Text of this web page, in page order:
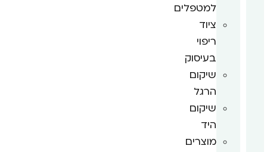
למטפלים
ציוד
ריפוי
בעיסוק
שיקום
הרגל
שיקום
היד
מוצרים